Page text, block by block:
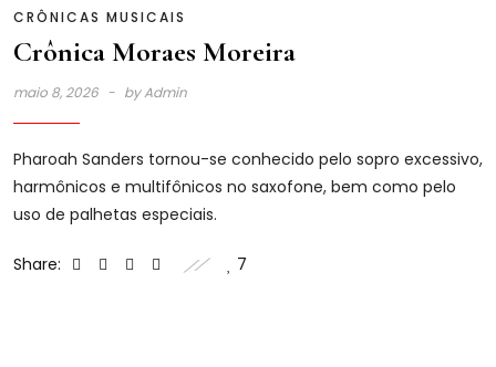
CRÔNICAS MUSICAIS
Crônica Moraes Moreira
maio 8, 2026 byAdmin
Pharoah Sanders tornou-se conhecido pelo sopro excessivo,
harmônicos e multifônicos no saxofone, bem como pelo
uso de palhetas especiais.
Share: 7